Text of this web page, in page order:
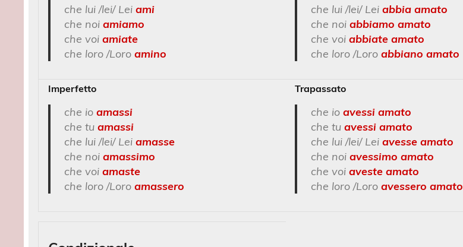
che lui /lei/ Lei ami
che noi amiamo
che voi amiate
che loro /Loro amino
che lui /lei/ Lei abbia amato
che noi abbiamo amato
che voi abbiate amato
che loro /Loro abbiano amato
Imperfetto
che io amassi
che tu amassi
che lui /lei/ Lei amasse
che noi amassimo
che voi amaste
che loro /Loro amassero
Trapassato
che io avessi amato
che tu avessi amato
che lui /lei/ Lei avesse amato
che noi avessimo amato
che voi aveste amato
che loro /Loro avessero amato